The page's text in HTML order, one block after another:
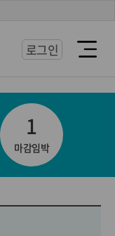
로그인
열
1
마감임박